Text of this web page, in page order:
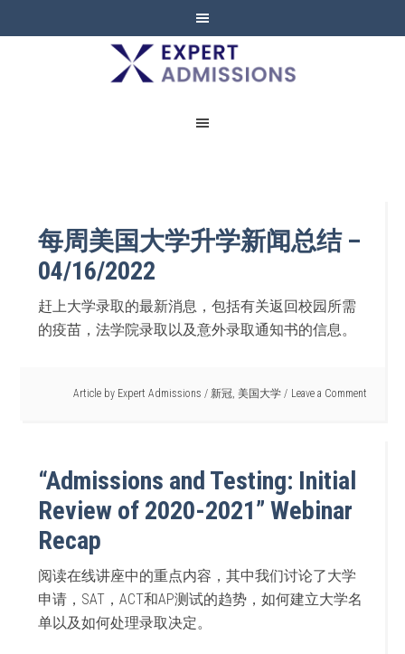
EXPERT
ADMISSIONS
每周美国大学升学新闻总结 –
04/16/2022
赶上大学录取的最新消息，包括有关返回校园所需
的疫苗，法学院录取以及意外录取通知书的信息。
Article by Expert Admissions / 新冠, 美国大学 Leave a Comment
“Admissions and Testing: Initial
Review of 2020-2021” Webinar
Recap
阅读在线讲座中的重点内容，其中我们讨论了大学
申请，SAT，ACT和AP测试的趋势，如何建立大学名
单以及如何处理录取决定。